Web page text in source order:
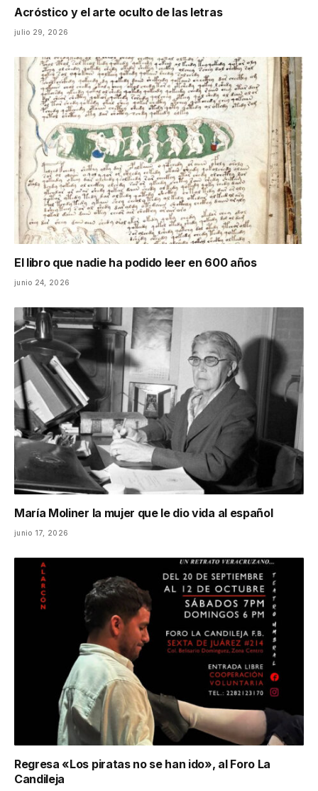
Acróstico y el arte oculto de las letras
julio 29, 2026
El libro que nadie ha podido leer en 600 años
junio 24, 2026
María Moliner la mujer que le dio vida al español
junio 17, 2026
Regresa «Los piratas no se han ido», al Foro La
Candileja